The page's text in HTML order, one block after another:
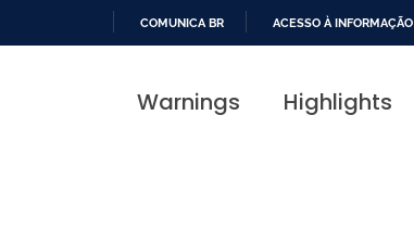
PARA
COMUNICA BR ACESSO À INFORMAÇÃO
Warnings Highlights